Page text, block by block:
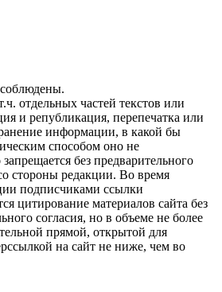
отдельных частей текстов или
и републикация, перепечатка или
информации, в какой бы
способом оно не
без предварительного
стороны редакции. Во время
подписчиками ссылки
цитирование материалов сайта без
согласия, но в объеме не более
прямой, открытой для
на сайт не ниже, чем во